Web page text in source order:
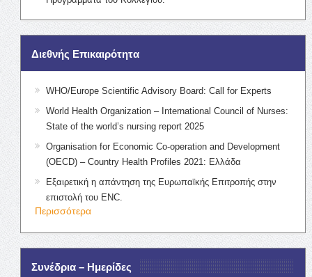
Διεθνής Επικαιρότητα
WHO/Europe Scientific Advisory Board: Call for Experts
World Health Organization – International Council of Nurses:
State of the world’s nursing report 2025
Organisation for Economic Co-operation and Development
(OECD) – Country Health Profiles 2021: Ελλάδα
Εξαιρετική η απάντηση της Ευρωπαϊκής Επιτροπής στην
επιστολή του ENC.
Περισσότερα
Συνέδρια – Ημερίδες